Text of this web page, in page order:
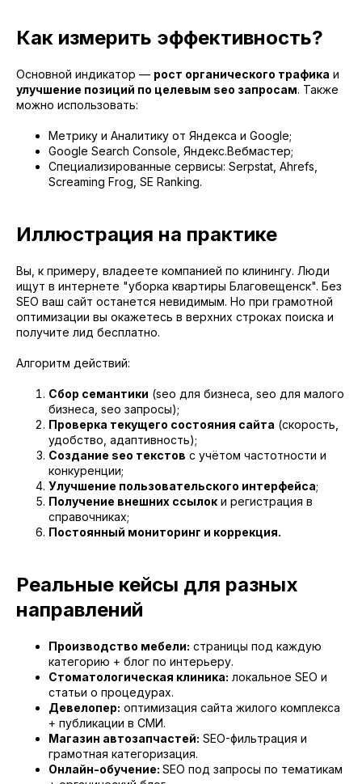
Как измерить эффективность?
Основной индикатор — рост органического трафика и
улучшение позиций по целевым seo запросам. Также
можно использовать:
Метрику и Аналитику от Яндекса и Google;
Google Search Console, Яндекс.Вебмастер;
Специализированные сервисы: Serpstat, Ahrefs,
Screaming Frog, SE Ranking.
Иллюстрация на практике
Вы, к примеру, владеете компанией по клинингу. Люди
ищут в интернете "уборка квартиры Благовещенск". Без
SEO ваш сайт останется невидимым. Но при грамотной
оптимизации вы окажетесь в верхних строках поиска и
получите лид бесплатно.
Алгоритм действий:
Сбор семантики (seo для бизнеса, seo для малого
бизнеса, seo запросы);
Проверка текущего состояния сайта (скорость,
удобство, адаптивность);
Создание seo текстов с учётом частотности и
конкуренции;
Улучшение пользовательского интерфейса;
Получение внешних ссылок и регистрация в
справочниках;
Постоянный мониторинг и коррекция.
Реальные кейсы для разных
направлений
Производство мебели: страницы под каждую
категорию + блог по интерьеру.
Стоматологическая клиника: локальное SEO и
статьи о процедурах.
Девелопер: оптимизация сайта жилого комплекса
+ публикации в СМИ.
Магазин автозапчастей: SEO-фильтрация и
грамотная категоризация.
Онлайн-обучение: SEO под запросы по тематикам